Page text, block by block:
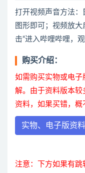
打开视频声音方法
图形即可；视频放
击“进入哔哩哔哩，
购买介绍：
如需购买实物或电
解。由于资料版本
资料，如果买错，概
实物、电子版资
注意：下方如果有